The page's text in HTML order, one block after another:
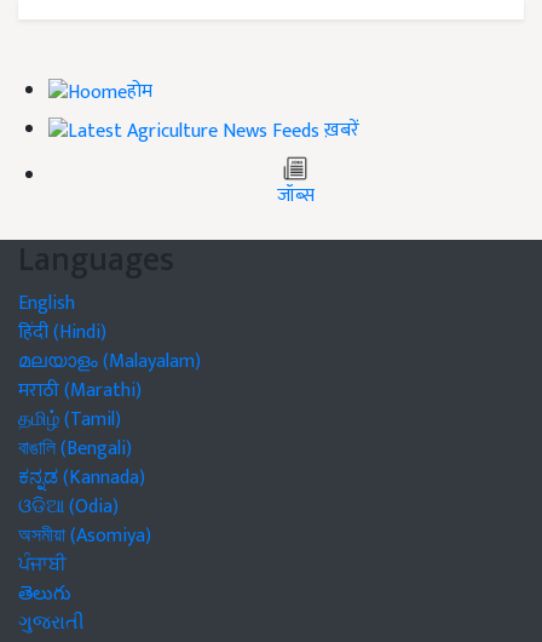
होम
ख़बरें
जॉब्स
Languages
English
हिंदी (Hindi)
മലയാളം (Malayalam)
मराठी (Marathi)
தமிழ் (Tamil)
বাঙালি (Bengali)
ಕನ್ನಡ (Kannada)
ଓଡିଆ (Odia)
অসমীয়া (Asomiya)
ਪੰਜਾਬੀ
తెలుగు
ગુજરાતી